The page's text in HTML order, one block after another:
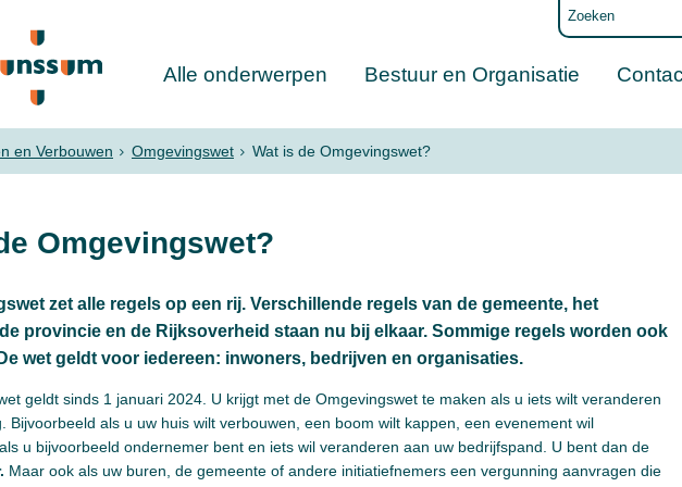
Alle onderwerpen Bestuur en Organisatie
en Verbouwen Omgevingswet Wat is de Omgevingswet?
Omgevingswet?
zet alle regels op een rij. Verschillende regels van de gemeente, het
provincie en de Rijksoverheid staan nu bij elkaar. Sommige regels worden ook
wet geldt voor iedereen: inwoners, bedrijven en organisaties.
geldt sinds 1 januari 2024. U krijgt met de Omgevingswet te maken als u iets wilt veranderen
Bijvoorbeeld als u uw huis wilt verbouwen, een boom wilt kappen, een evenement wil
u bijvoorbeeld ondernemer bent en iets wil veranderen aan uw bedrijfspand. U bent dan de
Maar ook als uw buren, de gemeente of andere initiatiefnemers een vergunning aanvragen die